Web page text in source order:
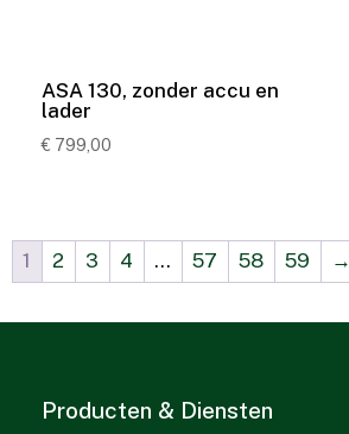
ASA 130, zonder accu en
lader
€ 799,00
1 2 3 4 … 57 58 59 →
Producten & Diensten